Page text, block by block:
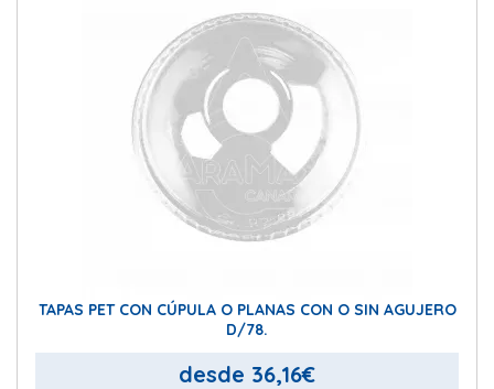
TAPAS PET CON CÚPULA O PLANAS CON O SIN AGUJERO
D/78.
desde 36,16€